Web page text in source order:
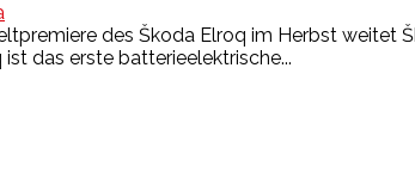
des Škoda Elroq im Herbst weitet
das erste batterieelektrische...